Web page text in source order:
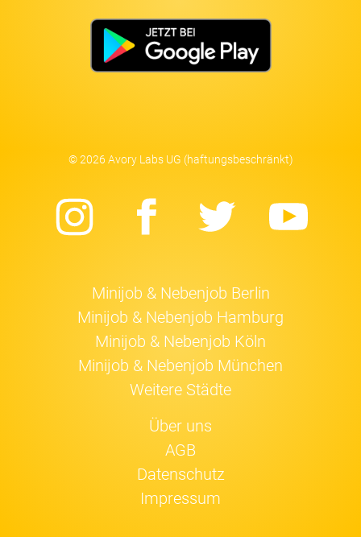
© 2026 Avory Labs UG (haftungsbeschränkt)
Instagram
Facebook
Twitter
Minijob & Nebenjob Berlin
Minijob & Nebenjob Hamburg
Minijob & Nebenjob Köln
Minijob & Nebenjob München
Weitere Städte
Über uns
AGB
Datenschutz
Impressum